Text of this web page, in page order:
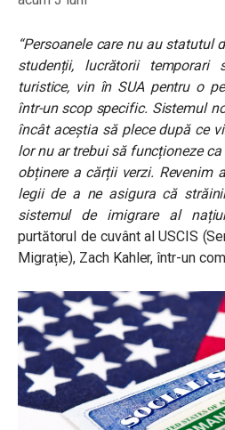
“Persoanele care nu au statutul
studenții, lucrătorii temporari
turistice, vin în SUA pentru o
într-un scop specific. Sistemul
încât aceștia să plece după ce
lor nu ar trebui să funcționeze
obținere a cărții verzi. Revenim
legii de a ne asigura că
sistemul de imigrare al
purtătorul de cuvânt al USCIS
Migrație), Zach Kahler, într-un